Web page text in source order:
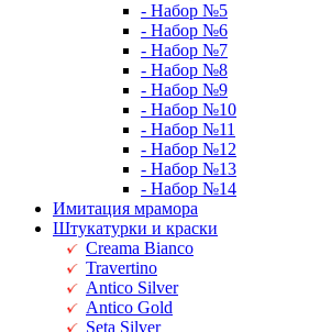
- Набор №5
- Набор №6
- Набор №7
- Набор №8
- Набор №9
- Набор №10
- Набор №11
- Набор №12
- Набор №13
- Набор №14
Имитация мрамора
Штукатурки и краски
Creama Bianco
Travertino
Antico Silver
Antico Gold
Seta Silver